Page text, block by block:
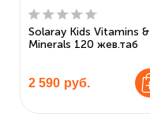
Solaray Kids Vitamins &
Minerals 120 жев.таб
2 590 руб.